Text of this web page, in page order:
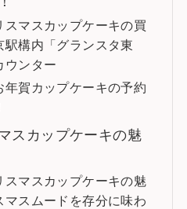
スマスカップケーキの買
構内「グランスタ東
ウンター
年賀カップケーキの予約
スカップケーキの魅
スマスカップケーキの魅
スムードを存分に味わ